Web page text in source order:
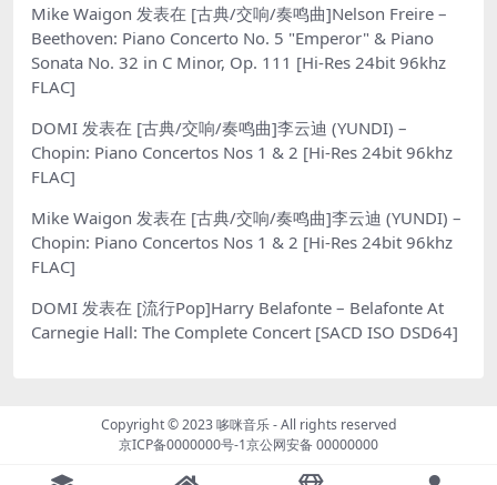
Mike Waigon 发表在 [古典/交响/奏鸣曲]Nelson Freire –
Beethoven: Piano Concerto No. 5 "Emperor" & Piano
Sonata No. 32 in C Minor, Op. 111 [Hi-Res 24bit 96khz
FLAC]
DOMI 发表在 [古典/交响/奏鸣曲]李云迪 (YUNDI) –
Chopin: Piano Concertos Nos 1 & 2 [Hi-Res 24bit 96khz
FLAC]
Mike Waigon 发表在 [古典/交响/奏鸣曲]李云迪 (YUNDI) –
Chopin: Piano Concertos Nos 1 & 2 [Hi-Res 24bit 96khz
FLAC]
DOMI 发表在 [流行Pop]Harry Belafonte – Belafonte At
Carnegie Hall: The Complete Concert [SACD ISO DSD64]
Copyright © 2023哆咪音乐- All rights reserved
京ICP备0000000号-1京公网安备 00000000